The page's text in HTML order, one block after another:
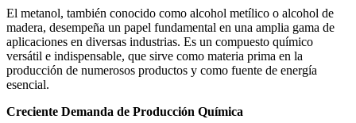
El metanol, también conocido como alcohol metílico o alcohol de
madera, desempeña un papel fundamental en una amplia gama de
aplicaciones en diversas industrias. Es un compuesto químico
versátil e indispensable, que sirve como materia prima en la
producción de numerosos productos y como fuente de energía
esencial.
Creciente Demanda de Producción Química